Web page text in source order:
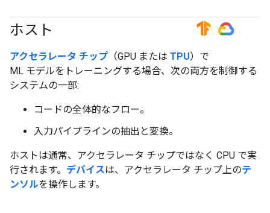
ホスト #TensorFlow #GoogleCloud
アクセラレータ チップ （GPU または TPU）で
ML モデルをトレーニングする場合、次の両方を制御する
システムの一部:
コードの全体的なフロー。
入力パイプラインの抽出と変換。
ホストは通常、アクセラレータ チップではなく CPU で実
行されます。 デバイスは、アクセラレータ チップ上のテ
ンソルを操作します。